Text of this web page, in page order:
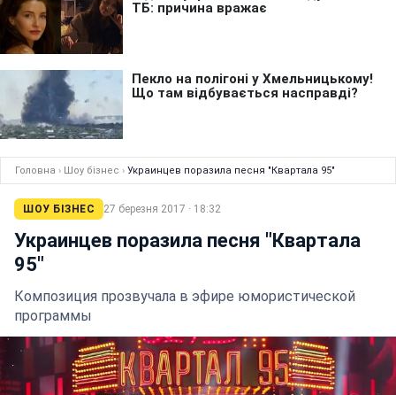
Головна › Шоу бізнес › Украинцев поразила песня "Квартала 95"
ШОУ БІЗНЕС 27 березня 2017 · 18:32
Украинцев поразила песня "Квартала
95"
Композиция прозвучала в эфире юмористической
программы